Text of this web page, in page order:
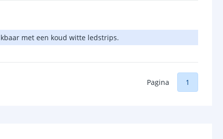
met een koud witte ledstrips.
Pagina 1